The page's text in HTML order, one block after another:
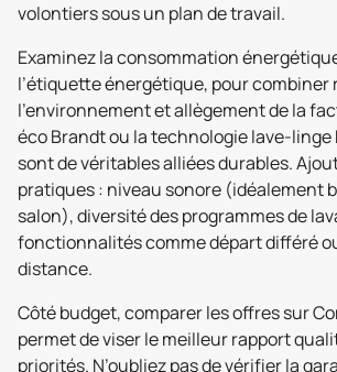
volontiers sous un plan de travail.
Examinez la consommation
l’étiquette énergétique, pour combiner
l’environnement et allègement de la
éco Brandt ou la technologie lave-
sont de véritables alliées durables.
pratiques : niveau sonore (idéalement
salon), diversité des programmes de
fonctionnalités comme départ différé
distance.
Côté budget, comparer les offres sur
permet de viser le meilleur rapport
priorités. N’oubliez pas de vérifier la